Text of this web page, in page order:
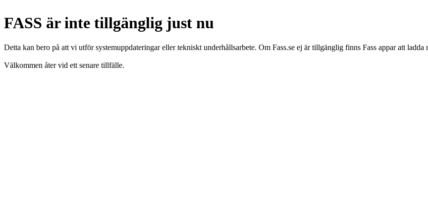
FASS är inte tillgänglig just nu
Detta kan bero på att vi utför systemuppdateringar eller tekniskt underhållsarbete. Om Fass.se ej är tillgänglig finns Fass appar att
Välkommen åter vid ett senare tillfälle.